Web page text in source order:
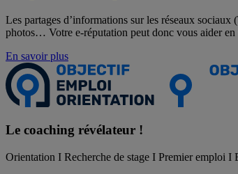
Les partages d’informations sur les réseaux
photos… Votre e-réputation peut donc vous aider
En savoir plus
Le coaching révélateur !
Orientation I Recherche de stage I Premier emploi I